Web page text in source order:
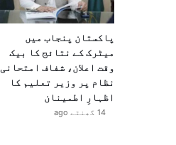
پاکستان پنجاب میں
میٹرک کے نتائج کا بیک
وقت اعلان، شفاف امتحانی
نظام پر وزیر تعلیم کا
اظہارِ اطمینان
14 گھنٹے ago